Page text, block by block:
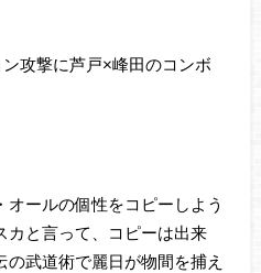
攻撃に芦戸×峰田のコンボ
ールの個性をコピーしよう
カと言って、コピーは出来
武道術で麗日が物間を捕え